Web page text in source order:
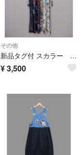
その他
新品タグ付 スカラー 162662：4柄展開 ロングスリーブソフトチュールOP
¥3,500